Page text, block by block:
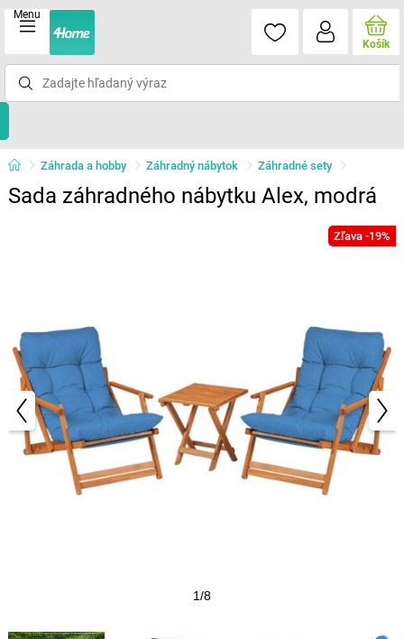
Menu
Košík
Záhrada a hobby Záhradný nábytok Záhradné sety
Sada záhradného nábytku Alex, modrá
Zľava -19%
1/8